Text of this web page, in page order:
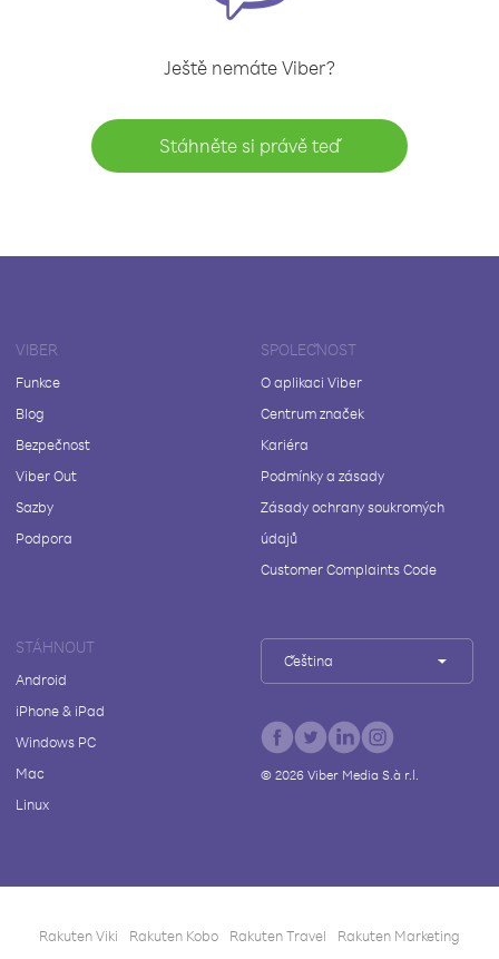
Ještě nemáte Viber?
Stáhněte si právě teď
VIBER
Funkce
Blog
Bezpečnost
Viber Out
Sazby
Podpora
SPOLEČNOST
O aplikaci Viber
Centrum značek
Kariéra
Podmínky a zásady
Zásady ochrany soukromých
údajů
Customer Complaints Code
STÁHNOUT
Android
iPhone & iPad
Windows PC
Mac
Linux
Čeština
© 2026Viber Media S.à r.l.
Rakuten Viki Rakuten Kobo Rakuten Travel Rakuten Marketing